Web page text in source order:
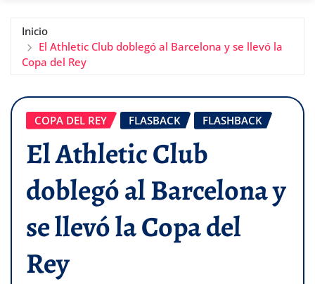
Inicio
El Athletic Club doblegó al Barcelona y se llevó la
Copa del Rey
COPA DEL REY FLASBACK FLASHBACK
El Athletic Club
doblegó al Barcelona y
se llevó la Copa del
Rey